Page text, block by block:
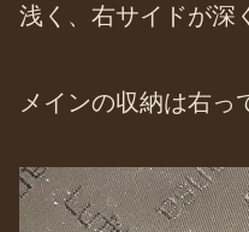
浅く、右サイドが深
メインの収納は右っ